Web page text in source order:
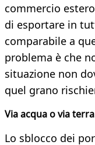
commercio
di esportare in
comparabile a
problema è che
situazione non
quel grano
Via acqua o via
Lo sblocco dei